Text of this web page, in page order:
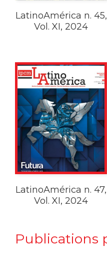
LatinoAmérica n. 45,
Vol. XI, 2024
LatinoAmérica n. 47,
Vol. XI, 2024
Publications